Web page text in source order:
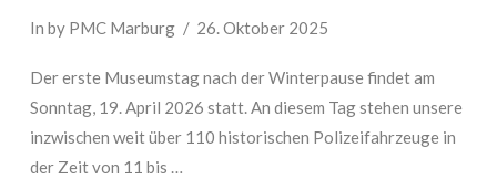
In by PMC Marburg 26. Oktober 2025
Der erste Museumstag nach der Winterpause findet am
Sonntag, 19. April 2026 statt. An diesem Tag stehen unsere
inzwischen weit über 110 historischen Polizeifahrzeuge in
der Zeit von 11 bis …